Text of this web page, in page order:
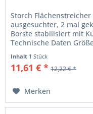
Storch
ausgesuchter, 2 mal
Borste stabilisiert mit
Technische Daten
Inhalt 1 Stück
11,61 € * 12,22 € *
Merken